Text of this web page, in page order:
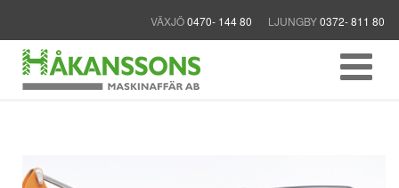
VÄXJÖ0470- 144 80 LJUNGBY0372- 811 80